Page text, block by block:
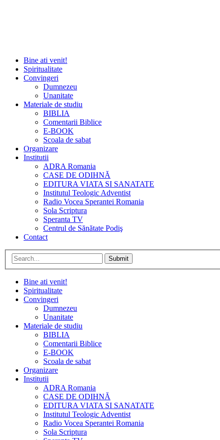
Bine ati venit!
Spiritualitate
Convingeri
Dumnezeu
Unanitate
Materiale de studiu
BIBLIA
Comentarii Biblice
E-BOOK
Scoala de sabat
Organizare
Institutii
ADRA Romania
CASE DE ODIHNĂ
EDITURA VIATA SI SANATATE
Institutul Teologic Adventist
Radio Vocea Sperantei Romania
Sola Scriptura
Speranta TV
Centrul de Sănătate Podiş
Contact
Submit
Bine ati venit!
Spiritualitate
Convingeri
Dumnezeu
Unanitate
Materiale de studiu
BIBLIA
Comentarii Biblice
E-BOOK
Scoala de sabat
Organizare
Institutii
ADRA Romania
CASE DE ODIHNĂ
EDITURA VIATA SI SANATATE
Institutul Teologic Adventist
Radio Vocea Sperantei Romania
Sola Scriptura